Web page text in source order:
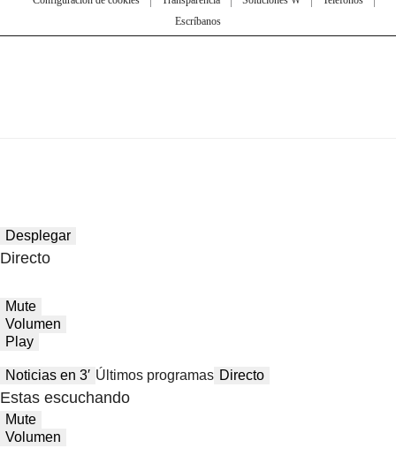
Escríbanos
Desplegar
Directo
Mute
Volumen
Play
Noticias en 3′ Últimos programas Directo
Estas escuchando
Mute
Volumen